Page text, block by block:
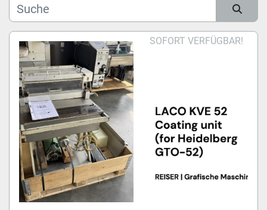
Kategorie
Modell
Zustand
Sortieren nachSOFORT VERFÜGBAR!